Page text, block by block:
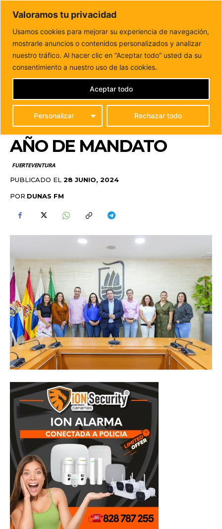
Valoramos tu privacidad
Usamos cookies para mejorar su experiencia de navegación,
mostrarle anuncios o contenidos personalizados y analizar
nuestro tráfico. Al hacer clic en “Aceptar todo” usted da su
consentimiento a nuestro uso de las cookies.
Personalizar Rechazar todo
Aceptar todo
DUNAS FM
Tu informacion de forma cercana
Inicio FUERTEVENTURA
El equipo de Gobierno de Puerto
del Rosario hace balance de su...
EL EQUIPO DE
GOBIERNO DE PUERTO
DEL ROSARIO HACE
BALANCE DE SU PRIMER
AÑO DE MANDATO
FUERTEVENTURA
PUBLICADO EL 28 JUNIO, 2024
POR DUNAS FM